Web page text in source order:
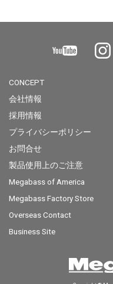
CONCEPT
会社情報
採用情報
プライバシーポリシー
お問合せ
製品使用上のご注意
Megabass of America
Megabass Factory Store
Overseas Contact
Business Site